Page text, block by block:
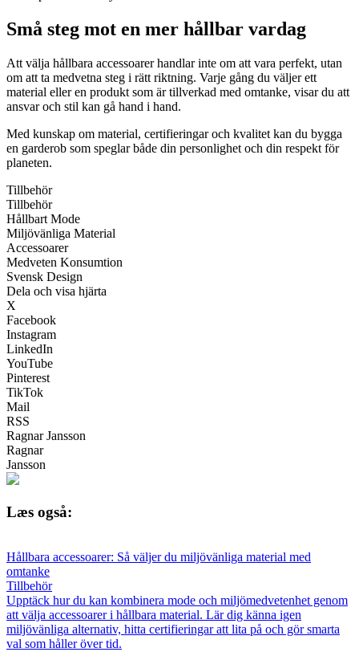
Små steg mot en mer hållbar vardag
Att välja hållbara accessoarer handlar inte om att vara perfekt, utan
om att ta medvetna steg i rätt riktning. Varje gång du väljer ett
material eller en produkt som är tillverkad med omtanke, visar du att
ansvar och stil kan gå hand i hand.
Med kunskap om material, certifieringar och kvalitet kan du bygga
en garderob som speglar både din personlighet och din respekt för
planeten.
Tillbehör
Tillbehör
Hållbart Mode
Miljövänliga Material
Accessoarer
Medveten Konsumtion
Svensk Design
Dela och visa hjärta
X
Facebook
Instagram
LinkedIn
YouTube
Pinterest
TikTok
Mail
RSS
Ragnar Jansson
Ragnar
Jansson
Læs også:
Hållbara accessoarer: Så väljer du miljövänliga material med
omtanke
Tillbehör
Upptäck hur du kan kombinera mode och miljömedvetenhet genom
att välja accessoarer i hållbara material. Lär dig känna igen
miljövänliga alternativ, hitta certifieringar att lita på och gör smarta
val som håller över tid.